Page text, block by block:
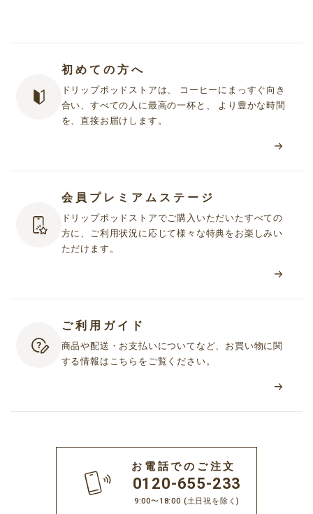
初めての方へ
ドリップポッドストアは、 コーヒーにまっすぐ向き
合い、すべての人に最高の一杯と、 より豊かな時間
を、直接お届けします。
会員プレミアムステージ
ドリップポッドストアでご購入いただいたすべての
方に、ご利用状況に応じて様々な特典をお楽しみい
ただけます。
ご利用ガイド
商品や配送・お支払いについてなど、お買い物に関
する情報はこちらをご覧ください。
お電話でのご注文
0120-655-233
9:00〜18:00 (土日祝を除く)